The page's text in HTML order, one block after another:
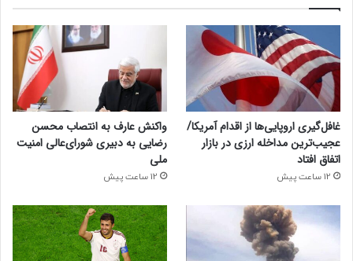
غافل‌گیری اروپایی‌ها از اقدام آمریکا/
عجیب‌ترین مداخله ارزی در بازار
اتفاق افتاد
12 ساعت پیش
واکنش عارف به انتصاب محسن
رضایی به دبیری شورای‌عالی امنیت
ملی
12 ساعت پیش